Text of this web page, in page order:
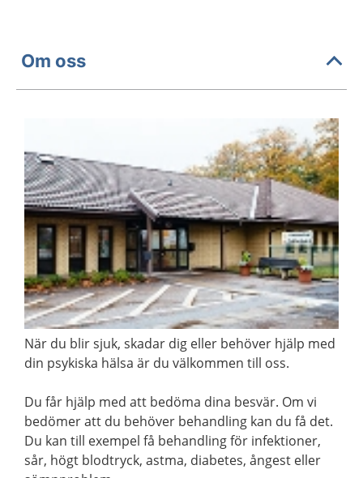
Om oss
När du blir sjuk, skadar dig eller behöver hjälp med
din psykiska hälsa är du välkommen till oss.
Du får hjälp med att bedöma dina besvär. Om vi
bedömer att du behöver behandling kan du få det.
Du kan till exempel få behandling för infektioner,
sår, högt blodtryck, astma, diabetes, ångest eller